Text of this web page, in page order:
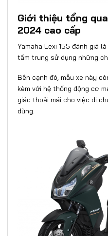
Giới thiệu tổng
2024 cao cấp
Yamaha Lexi 155 đánh giá
tầm trung sử dụng những
Bên cạnh đó, mẫu xe này
kèm với hệ thống động cơ
giác thoải mái cho việc di
dùng.